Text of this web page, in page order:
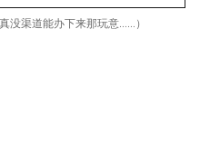
没渠道能办下来那玩意……）